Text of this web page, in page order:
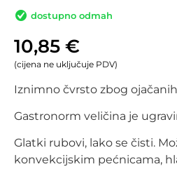
dostupno odmah
10,85 €
(cijena ne uključuje PDV)
Iznimno čvrsto zbog
Gastronorm veličina je
Glatki rubovi, lako se čisti.
konvekcijskim pećnicama,